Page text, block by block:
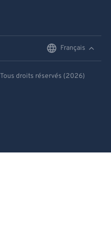
Français
Tous droits réservés (2026)